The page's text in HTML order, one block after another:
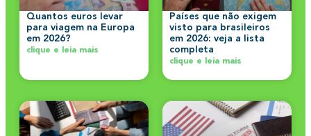
Quantos euros levar
para viagem na Europa
em 2026?
clique e leia mais
Países que não exigem
visto para brasileiros
em 2026: veja a lista
completa
clique e leia mais